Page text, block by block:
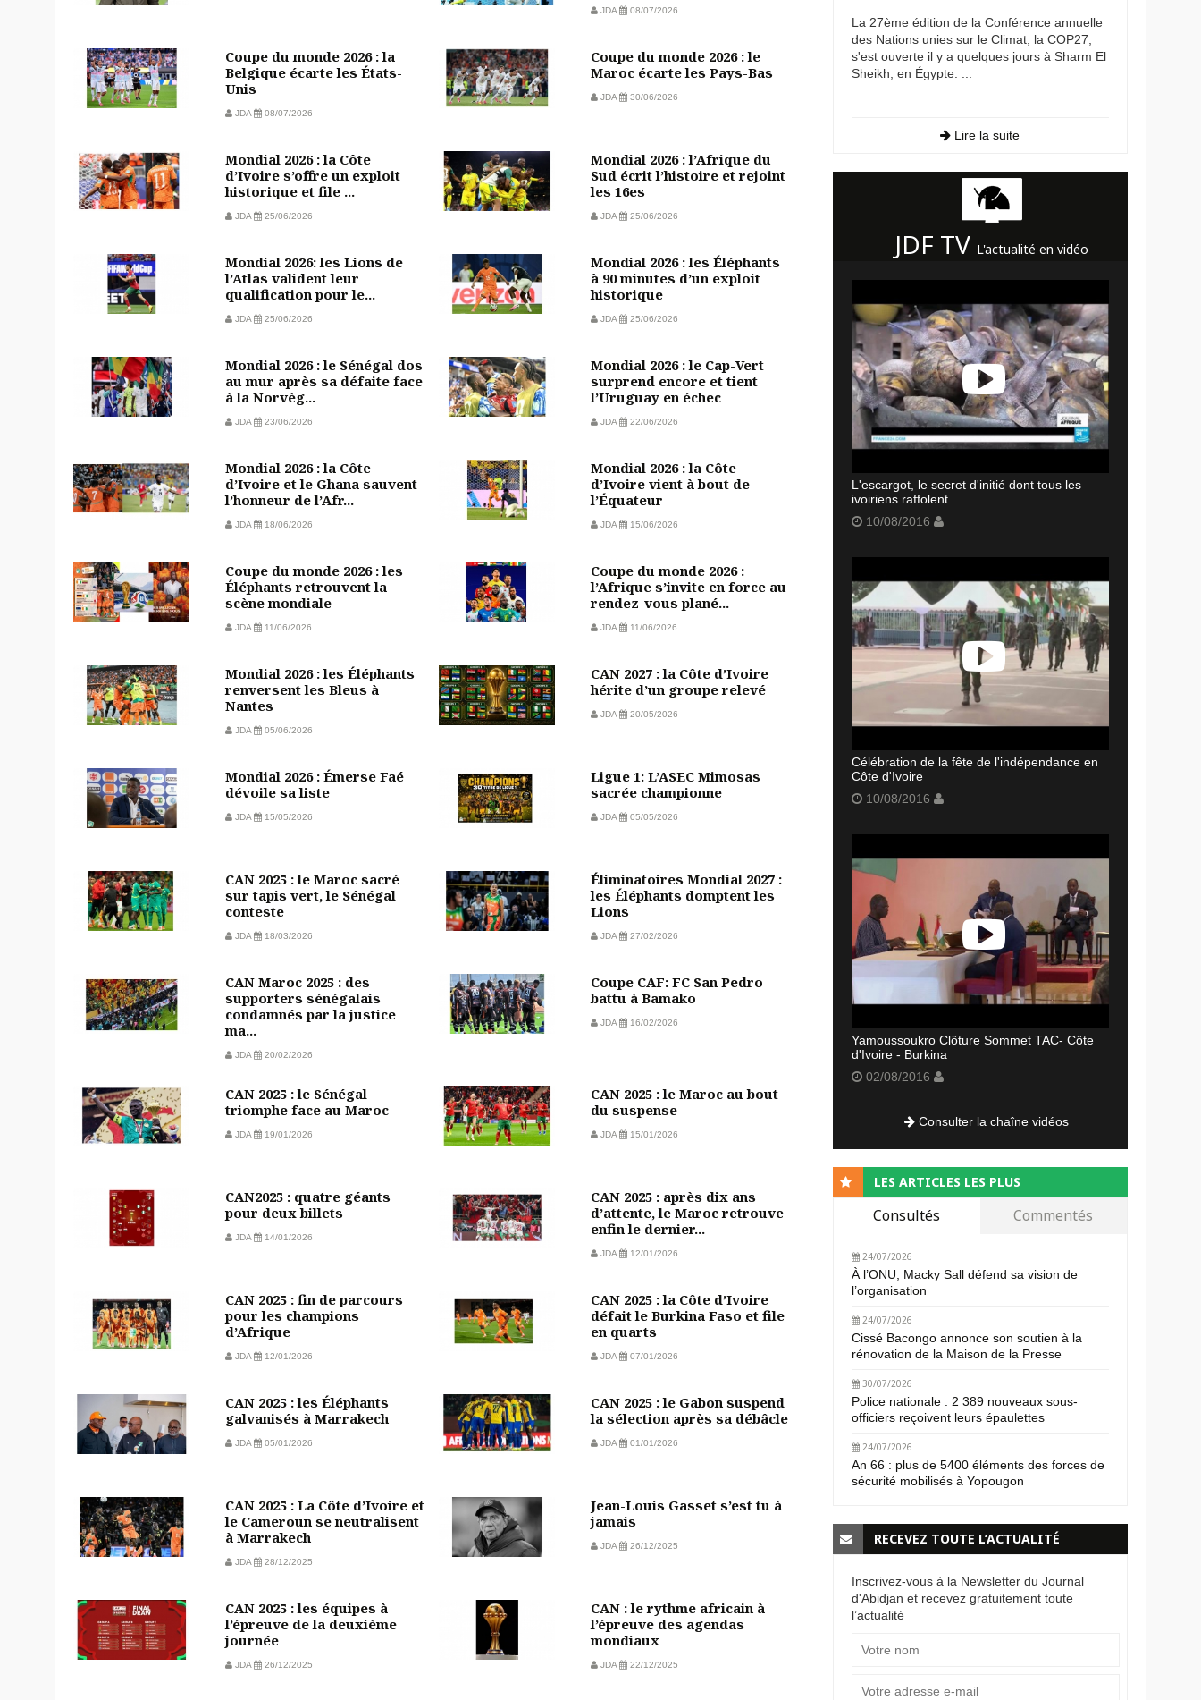
JDA 08/07/2026
Coupe du monde 2026 : la
Belgique écarte les États-
Unis
JDA 08/07/2026
Coupe du monde 2026 : le
Maroc écarte les Pays-Bas
JDA 30/06/2026
Mondial 2026 : la Côte
d’Ivoire s’offre un exploit
historique et file ...
JDA 25/06/2026
Mondial 2026 : l’Afrique du
Sud écrit l’histoire et rejoint
les 16es
JDA 25/06/2026
Mondial 2026: les Lions de
l’Atlas valident leur
qualification pour le...
JDA 25/06/2026
Mondial 2026 : les Éléphants
à 90 minutes d’un exploit
historique
JDA 25/06/2026
Mondial 2026 : le Sénégal dos
au mur après sa défaite face
à la Norvèg...
JDA 23/06/2026
Mondial 2026 : le Cap-Vert
surprend encore et tient
l’Uruguay en échec
JDA 22/06/2026
Mondial 2026 : la Côte
d’Ivoire et le Ghana sauvent
l’honneur de l’Afr...
JDA 18/06/2026
Mondial 2026 : la Côte
d’Ivoire vient à bout de
l’Équateur
JDA 15/06/2026
Coupe du monde 2026 : les
Éléphants retrouvent la
scène mondiale
JDA 11/06/2026
Coupe du monde 2026 :
l’Afrique s’invite en force au
rendez-vous plané...
JDA 11/06/2026
Mondial 2026 : les Éléphants
renversent les Bleus à
Nantes
JDA 05/06/2026
CAN 2027 : la Côte d’Ivoire
hérite d’un groupe relevé
JDA 20/05/2026
Mondial 2026 : Émerse Faé
dévoile sa liste
JDA 15/05/2026
Ligue 1: L’ASEC Mimosas
sacrée championne
JDA 05/05/2026
CAN 2025 : le Maroc sacré
sur tapis vert, le Sénégal
conteste
JDA 18/03/2026
Éliminatoires Mondial 2027 :
les Éléphants domptent les
Lions
JDA 27/02/2026
CAN Maroc 2025 : des
supporters sénégalais
condamnés par la justice
ma...
JDA 20/02/2026
Coupe CAF: FC San Pedro
battu à Bamako
JDA 16/02/2026
CAN 2025 : le Sénégal
triomphe face au Maroc
JDA 19/01/2026
CAN 2025 : le Maroc au bout
du suspense
JDA 15/01/2026
CAN2025 : quatre géants
pour deux billets
JDA 14/01/2026
CAN 2025 : après dix ans
d’attente, le Maroc retrouve
enfin le dernier...
JDA 12/01/2026
CAN 2025 : fin de parcours
pour les champions
d’Afrique
JDA 12/01/2026
CAN 2025 : la Côte d’Ivoire
défait le Burkina Faso et file
en quarts
JDA 07/01/2026
CAN 2025 : les Éléphants
galvanisés à Marrakech
JDA 05/01/2026
CAN 2025 : le Gabon suspend
la sélection après sa débâcle
JDA 01/01/2026
CAN 2025 : La Côte d’Ivoire et
le Cameroun se neutralisent
à Marrakech
JDA 28/12/2025
Jean-Louis Gasset s’est tu à
jamais
JDA 26/12/2025
CAN 2025 : les équipes à
l’épreuve de la deuxième
journée
JDA 26/12/2025
CAN : le rythme africain à
l’épreuve des agendas
mondiaux
JDA 22/12/2025
La 27ème édition de la Conférence annuelle
des Nations unies sur le Climat, la COP27,
s'est ouverte il y a quelques jours à Sharm El
Sheikh, en Égypte. ...
Lire la suite
JDF TV L'actualité en vidéo
L'escargot, le secret d'initié dont tous les
ivoiriens raffolent
10/08/2016
Célébration de la fête de l'indépendance en
Côte d'Ivoire
10/08/2016
Yamoussoukro Clôture Sommet TAC- Côte
d'Ivoire - Burkina
02/08/2016
Consulter la chaîne vidéos
LES ARTICLES LES PLUS
Consultés Commentés
24/07/2026
À l’ONU, Macky Sall défend sa vision de
l’organisation
24/07/2026
Cissé Bacongo annonce son soutien à la
rénovation de la Maison de la Presse
30/07/2026
Police nationale : 2 389 nouveaux sous-
officiers reçoivent leurs épaulettes
24/07/2026
An 66 : plus de 5400 éléments des forces de
sécurité mobilisés à Yopougon
RECEVEZ TOUTE L’ACTUALITÉ
Inscrivez-vous à la Newsletter du Journal
d'Abidjan et recevez gratuitement toute
l’actualité